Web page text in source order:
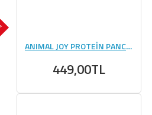
ANIMAL JOY PROTEİN PANCAKE 750 GR
449,00TL